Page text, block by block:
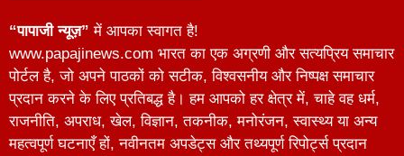
“पापाजी न्यूज़” में आपका स्वागत है!
www.papajinews.com भारत का एक अग्रणी और सत्यप्रिय समाचार
पोर्टल है, जो अपने पाठकों को सटीक, विश्वसनीय और निष्पक्ष समाचार
प्रदान करने के लिए प्रतिबद्ध है। हम आपको हर क्षेत्र में, चाहे वह धर्म,
राजनीति, अपराध, खेल, विज्ञान, तकनीक, मनोरंजन, स्वास्थ्य या अन्य
महत्वपूर्ण घटनाएँ हों, नवीनतम अपडेट्स और तथ्यपूर्ण रिपोर्ट्स प्रदान